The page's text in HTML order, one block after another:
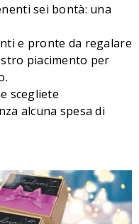
sei bontà: una
e pronte da regalare
piacimento per
scegliete
alcuna spesa di